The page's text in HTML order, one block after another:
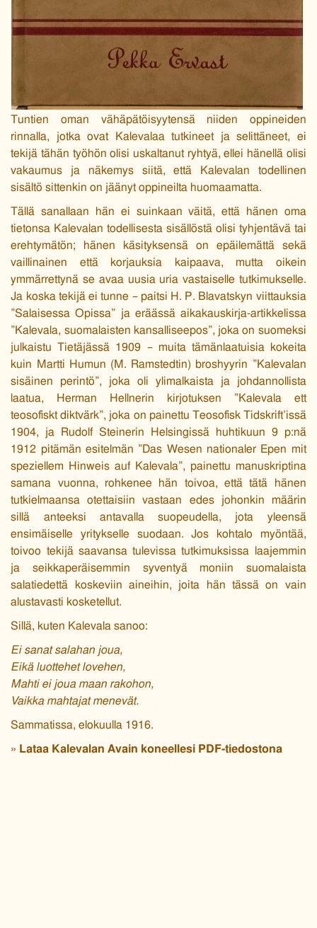
Tuntien oman vähäpätöisyytensä niiden oppineiden
rinnalla, jotka ovat Kalevalaa tutkineet ja selittäneet, ei
tekijä tähän työhön olisi uskaltanut ryhtyä, ellei hänellä olisi
vakaumus ja näkemys siitä, että Kalevalan todellinen
sisältö sittenkin on jäänyt oppineilta huomaamatta.
Tällä sanallaan hän ei suinkaan väitä, että hänen oma
tietonsa Kalevalan todellisesta sisällöstä olisi tyhjentävä tai
erehtymätön; hänen käsityksensä on epäilemättä sekä
vaillinainen että korjauksia kaipaava, mutta oikein
ymmärrettynä se avaa uusia uria vastaiselle tutkimukselle.
Ja koska tekijä ei tunne – paitsi H. P. Blavatskyn viittauksia
”Salaisessa Opissa” ja eräässä aikakauskirja-artikkelissa
”Kalevala, suomalaisten kansalliseepos”, joka on suomeksi
julkaistu Tietäjässä 1909 – muita tämänlaatuisia kokeita
kuin Martti Humun (M. Ramstedtin) broshyyrin ”Kalevalan
sisäinen perintö”, joka oli ylimalkaista ja johdannollista
laatua, Herman Hellnerin kirjotuksen ”Kalevala ett
teosofiskt diktvärk”, joka on painettu Teosofisk Tidskrift’issä
1904, ja Rudolf Steinerin Helsingissä huhtikuun 9 p:nä
1912 pitämän esitelmän ”Das Wesen nationaler Epen mit
speziellem Hinweis auf Kalevala”, painettu manuskriptina
samana vuonna, rohkenee hän toivoa, että tätä hänen
tutkielmaansa otettaisiin vastaan edes johonkin määrin
sillä anteeksi antavalla suopeudella, jota yleensä
ensimäiselle yritykselle suodaan. Jos kohtalo myöntää,
toivoo tekijä saavansa tulevissa tutkimuksissa laajemmin
ja seikkaperäisemmin syventyä moniin suomalaista
salatiedettä koskeviin aineihin, joita hän tässä on vain
alustavasti kosketellut.
Sillä, kuten Kalevala sanoo:
Ei sanat salahan joua,
Eikä luottehet lovehen,
Mahti ei joua maan rakohon,
Vaikka mahtajat menevät.
Sammatissa, elokuulla 1916.
» Lataa Kalevalan Avain koneellesi PDF-tiedostona